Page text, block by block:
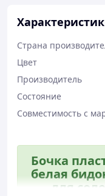
Страна
Цвет
Производитель
Состояние
Совместимость с
Бочка
белая
для